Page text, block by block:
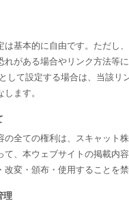
基本的に自由です。ただし
がある場合やリンク方法等
して設定する場合は、当該リ
ます。
全ての権利は、スキャット
て、本ウェブサイトの掲載内
変・頒布・使用することを禁
理